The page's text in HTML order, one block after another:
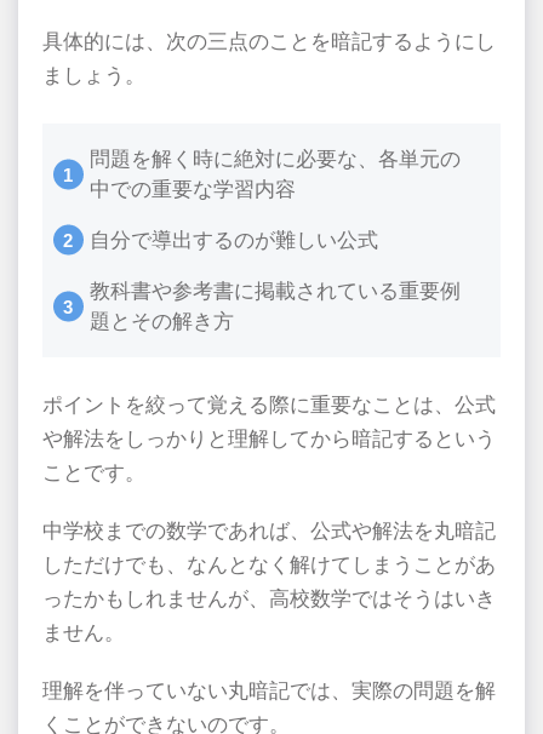
具体的には、次の三点のことを暗記するようにし
ましょう。
問題を解く時に絶対に必要な、各単元の
中での重要な学習内容
自分で導出するのが難しい公式
教科書や参考書に掲載されている重要例
題とその解き方
ポイントを絞って覚える際に重要なことは、公式
や解法をしっかりと理解してから暗記するという
ことです。
中学校までの数学であれば、公式や解法を丸暗記
しただけでも、なんとなく解けてしまうことがあ
ったかもしれませんが、高校数学ではそうはいき
ません。
理解を伴っていない丸暗記では、実際の問題を解
くことができないのです。